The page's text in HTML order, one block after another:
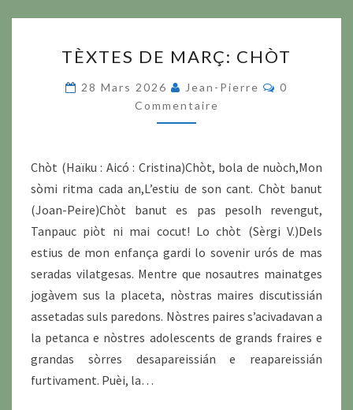
DE
MARÇ:
CHÒT
TÈXTES DE MARÇ: CHÒT
28 Mars 2026 Jean-Pierre
0
Commentaire
Chòt (Haïku : Aicó : Cristina)Chòt, bola de nuòch,Mon
sòmi ritma cada an,L’estiu de son cant. Chòt banut
(Joan-Peire)Chòt banut es pas pesolh revengut,
Tanpauc piòt ni mai cocut! Lo chòt (Sèrgi V.)Dels
estius de mon enfança gardi lo sovenir urós de mas
seradas vilatgesas. Mentre que nosautres mainatges
jogàvem sus la placeta, nòstras maires discutissián
assetadas suls paredons. Nòstres paires s’acivadavan a
la petanca e nòstres adolescents de grands fraires e
grandas sòrres desapareissián e reapareissián
furtivament. Puèi, la…